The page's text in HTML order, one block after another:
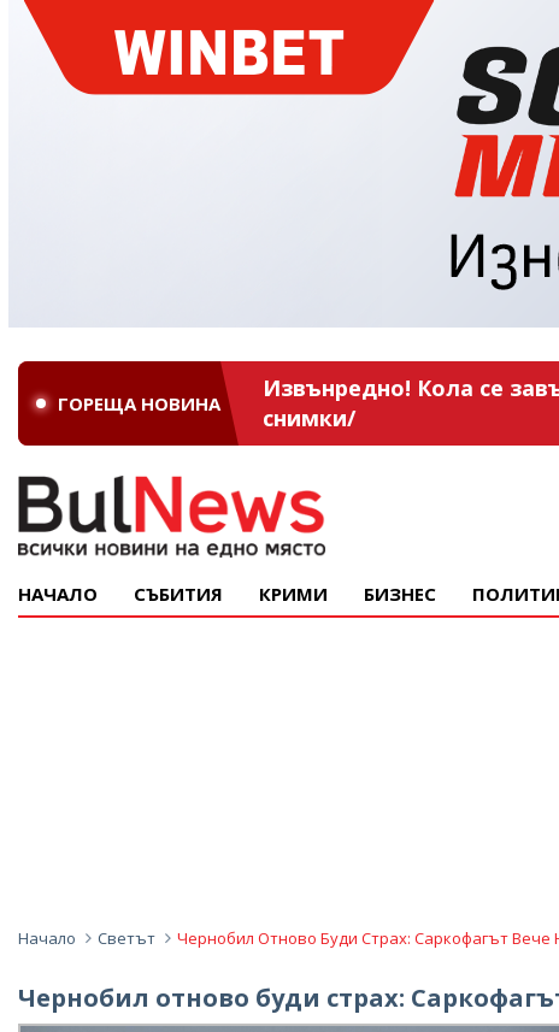
ГОРЕЩА НОВИНА
Извънредно! Кола се
снимки/
НАЧАЛО СЪБИТИЯ КРИМИ БИЗНЕС
Начало Светът Чернобил Отново Буди Страх: Саркофагът
Чернобил отново буди страх: